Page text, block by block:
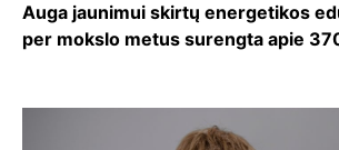
Auga jaunimui skirtų energetikos
per mokslo metus surengta apie